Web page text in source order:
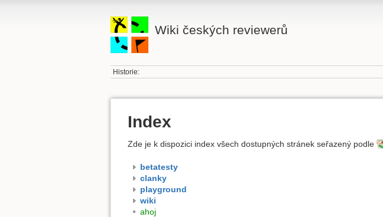
Wiki českých reviewerů
Historie:
Index
Zde je k dispozici index všech dostupných stránek seřazený podle
betatesty
clanky
playground
wiki
ahoj